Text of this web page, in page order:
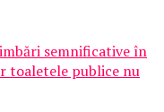
semnificative în
toaletele publice nu